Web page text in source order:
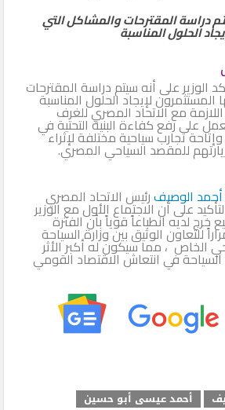
دراسة المقترحات والمشاكل التي
الحلول المناسبة
الوزير على أنه سيتم دراسة المقترحات
لإيجاد الحلول المناسبة
مع الاتحاد المصري للغرف
على رفع كفاءة البنية التحتية في
تجارب سياحية مختلفة لإثراء
للمقصد السياحي المصري.
أحمد الوصيفرئيس الاتحاد المصري
على أن الاجتماع الأول مع الوزير
خرج لديه انطباعاً قوياً بأن الفترة
للتعاون الوثيق بين وزارة السياحة
الخاص ، مما سيكون له أكبر الأثر
في انتعاش الاقتصاد القومي
أحمد عيسى أبو حسين